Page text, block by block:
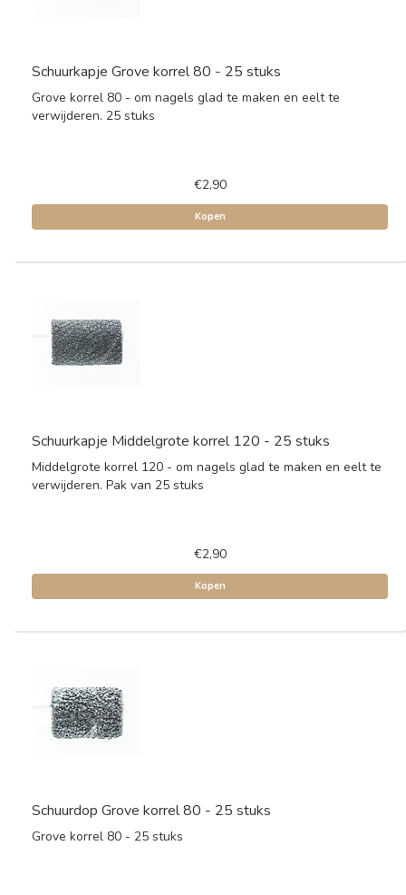
Schuurkapje Grove korrel 80 - 25 stuks
Grove korrel 80 - om nagels glad te maken en eelt te
verwijderen. 25 stuks
€2,90
Kopen
Schuurkapje Middelgrote korrel 120 - 25 stuks
Middelgrote korrel 120 - om nagels glad te maken en eelt te
verwijderen. Pak van 25 stuks
€2,90
Kopen
Schuurdop Grove korrel 80 - 25 stuks
Grove korrel 80 - 25 stuks